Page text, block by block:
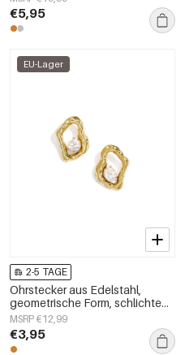
€5,95
EU-Lager
2-5 TAGE
Ohrstecker aus Edelstahl,
geometrische Form, schlichte
Alltags-Serie, Damenschmuck
MSRP €12,99
€3,95